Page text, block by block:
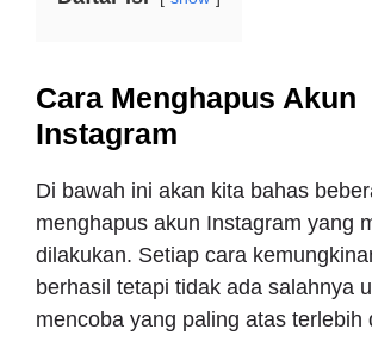
Cara Menghapus Akun
Instagram
Di bawah ini akan kita bahas
menghapus akun Instagram yang
dilakukan. Setiap cara
berhasil tetapi tidak ada salahnya
mencoba yang paling atas terlebih